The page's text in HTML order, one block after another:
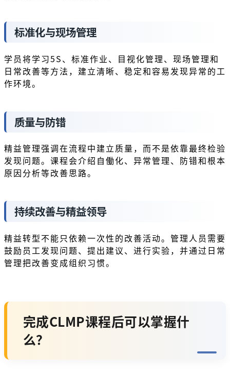
标准化与现场管理
学员将学习5S、标准作业、目视化管理、现场管理和
日常改善等方法，建立清晰、稳定和容易发现异常的工
作环境。
质量与防错
精益管理强调在流程中建立质量，而不是依靠最终检验
发现问题。课程会介绍自働化、异常管理、防错和根本
原因分析等改善思路。
持续改善与精益领导
精益转型不能只依赖一次性的改善活动。管理人员需要
鼓励员工发现问题、提出建议、进行实验，并通过日常
管理把改善变成组织习惯。
完成CLMP课程后可以掌握什
么？